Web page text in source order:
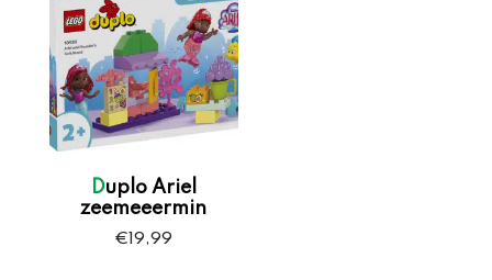
Duplo Ariel
zeemeeermin
€19,99